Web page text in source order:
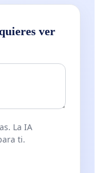
ver
La IA
ti.